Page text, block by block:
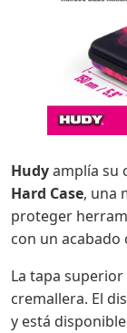
Hudyamplía su
Hard Case, una
proteger
con un acabado
La tapa
cremallera. El
y está